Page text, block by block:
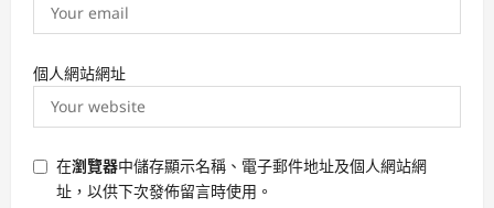
個人網站網址
在瀏覽器中儲存顯示名稱、電子郵件地址及個人網站網
址，以供下次發佈留言時使用。